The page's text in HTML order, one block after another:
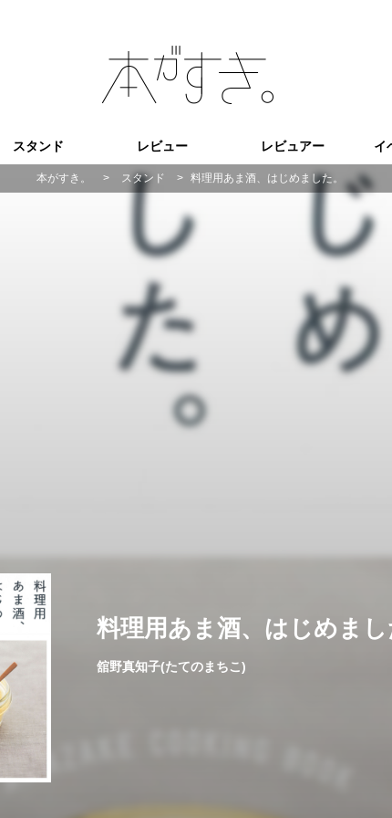
スタンド レビュー レビュアー イ
本がすき。 > スタンド > 料理用あま酒、はじめました。
料理用あま酒、はじめま
舘野真知子(たてのまちこ)